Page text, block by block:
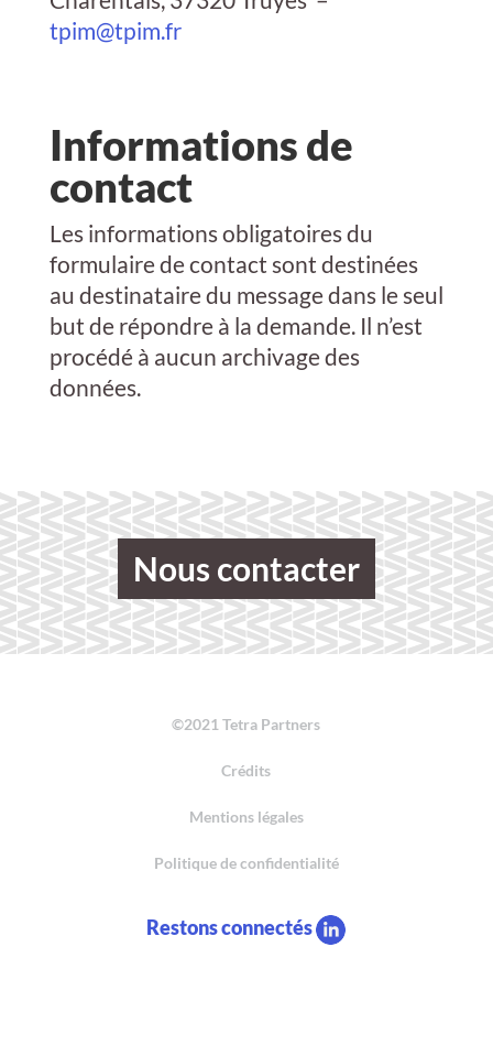
tpim@tpim.fr
Informations de
contact
Les informations obligatoires du
formulaire de contact sont destinées
au destinataire du message dans le seul
but de répondre à la demande. Il n’est
procédé à aucun archivage des
données.
Nous contacter
©2021 Tetra Partners
Crédits
Mentions légales
Politique de confidentialité
Restons connectés